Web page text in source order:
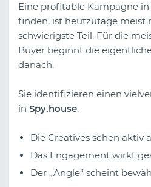
Eine profitable Kampagne
finden, ist heutzutage meist
schwierigste Teil. Für die
Buyer beginnt die
danach.
Sie identifizieren einen
in Spy.house.
Die Creatives sehen aktiv
Das Engagement wirkt
Der „Angle“ scheint